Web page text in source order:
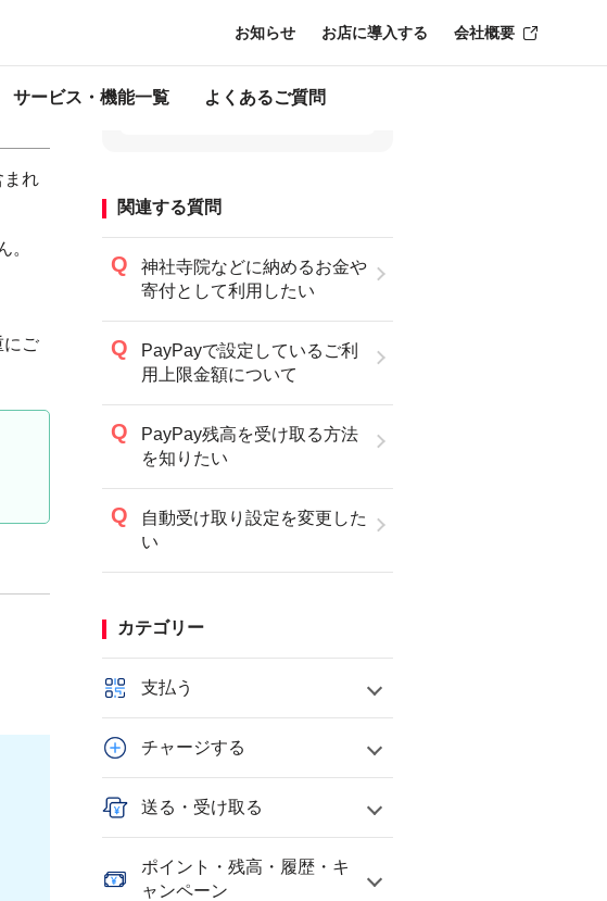
サービス・機能一覧 よくあるご質問
お知らせ お店に導入する 会社概要
、
まれ
。
にご
関連する質問
神社寺院などに納めるお金や
寄付として利用したい
PayPayで設定しているご利
用上限金額について
PayPay残高を受け取る方法
を知りたい
自動受け取り設定を変更した
い
カテゴリー
支払う
チャージする
送る・受け取る
ポイント・残高・履歴・キ
ャンペーン